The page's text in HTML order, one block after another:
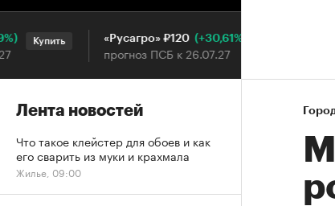
Купить «Русагро» ₽120 (+30,61%)
прогноз ПСБ к 26.07.27
Лента новостей
Что такое клейстер для обоев и как
его сварить из муки и крахмала
Жилье, 09:00